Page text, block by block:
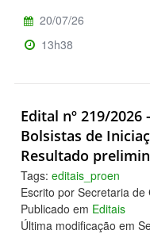
20/07/26
13h38
Edital nº 219/
Bolsistas de
Resultado
Tags: editais_proen
Escrito por Secretaria de
Publicado em Editais
Última modificação em